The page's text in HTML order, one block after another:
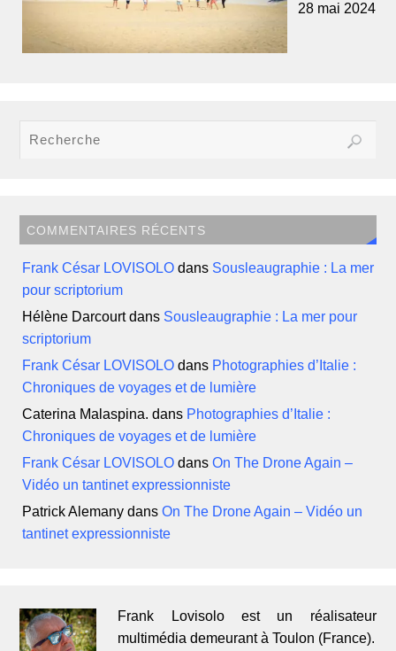
28 mai 2024
COMMENTAIRES RÉCENTS
Frank César LOVISOLO dans Sousleaugraphie : La mer
pour scriptorium
Hélène Darcourtdans Sousleaugraphie : La mer pour
scriptorium
Frank César LOVISOLO dans Photographies d’Italie :
Chroniques de voyages et de lumière
Caterina Malaspina. dans Photographies d’Italie :
Chroniques de voyages et de lumière
Frank César LOVISOLO dansOn The Drone Again –
Vidéo un tantinet expressionniste
Patrick Alemany dansOn The Drone Again – Vidéo un
tantinet expressionniste
Frank Lovisolo est un réalisateur
multimédia demeurant à Toulon (France).